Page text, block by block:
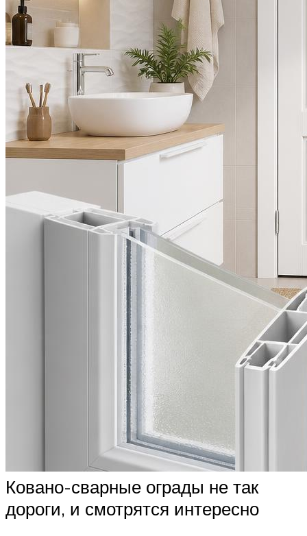
Ковано-сварные ограды не так
дороги, и смотрятся интересно